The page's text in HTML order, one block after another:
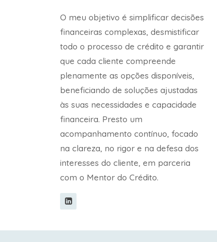
O meu objetivo é simplificar decisões
financeiras complexas, desmistificar
todo o processo de crédito e garantir
que cada cliente compreende
plenamente as opções disponíveis,
beneficiando de soluções ajustadas
às suas necessidades e capacidade
financeira. Presto um
acompanhamento contínuo, focado
na clareza, no rigor e na defesa dos
interesses do cliente, em parceria
com o Mentor do Crédito.